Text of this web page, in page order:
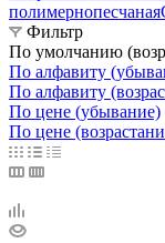
полимернопесчаная
Фильтр
По умолчанию
По алфавиту
По алфавиту
По цене (убывание)
По цене